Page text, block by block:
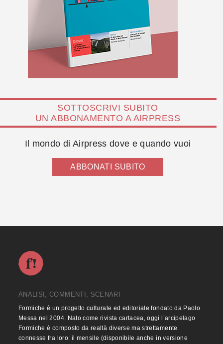
SOTTOSCRIVI SUBITO
UN ABBONAMENTO A AIRPRESS
Il mondo di Airpress dove e quando vuoi
ABBONATI SUBITO
ANALISI, COMMENTI, SCENARI
Formiche è un progetto culturale ed editoriale fondato da Paolo
Messa nel 2004. Nato come rivista cartacea, oggi l’arcipelago
Formiche è composto da realtà diverse ma strettamente
connesse fra loro: il mensile (disponibile anche in versione